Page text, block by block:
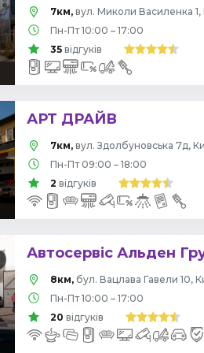
7км, вул. Миколи Василенка 1,
Пн-Пт 10:00 – 17:00
35 відгуків
АРТ ДРАЙВ
7км, вул. Здолбуновська 7д,
Пн-Пт 09:00 – 18:00
2 відгуків
Автосервіс Альден
8км, бул. Вацлава Гавели 10,
Пн-Пт 10:00 – 17:00
20 відгуків